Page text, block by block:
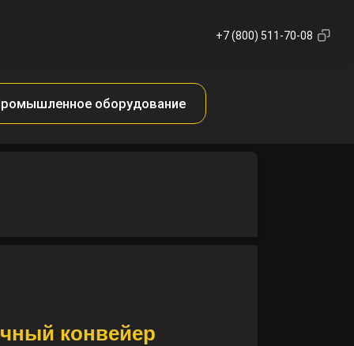
+7 (800) 511-70-08
оборудование
конвейер